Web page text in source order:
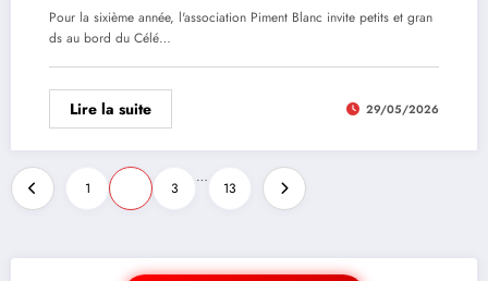
Pour la sixième année, l'association Piment Blanc invite petits et gran
ds au bord du Célé…
Lire la suite 29/05/2026
1 3
…
13